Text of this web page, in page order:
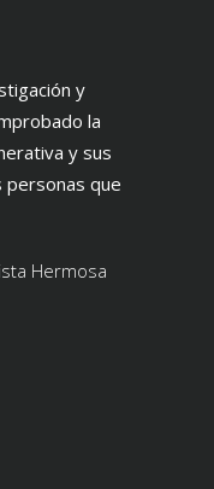
y
la
y sus
personas que
Hermosa